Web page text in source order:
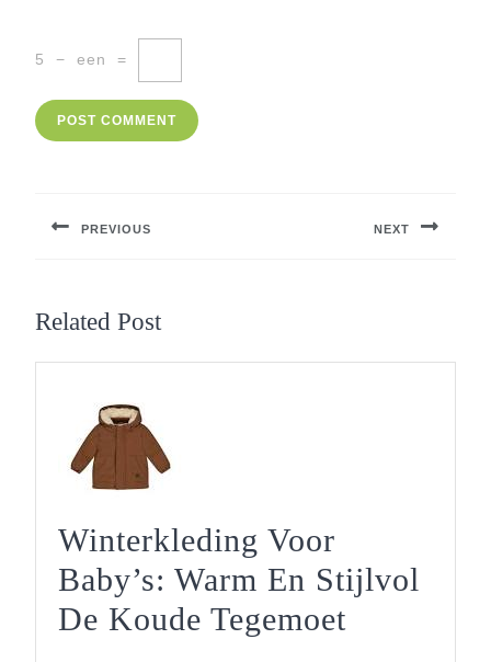
5 − een =
PREVIOUS NEXT
Related Post
Winterkleding Voor
Baby’s: Warm En Stijlvol
De Koude Tegemoet